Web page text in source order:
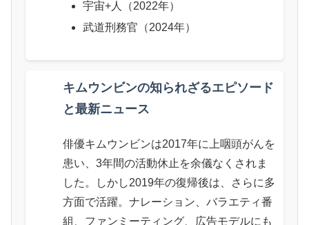
宇宙+人（2022年）
武道刑務官（2024年）
キムウンビンの知られざるエピソード
と最新ニュース
俳優キムウンビンは2017年に上咽頭がんを
患い、3年間の活動休止を余儀なくされま
した。しかし2019年の復帰後は、さらに多
方面で活躍。ナレーション、バラエティ番
組、ファンミーティング、広告モデルにも